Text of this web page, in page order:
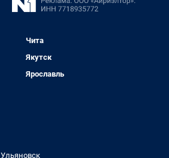
Чита
Якутск
Ярославль
Ульяновск